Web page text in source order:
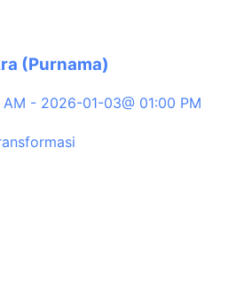
(Purnama)
- 2026-01-03@ 01:00 PM